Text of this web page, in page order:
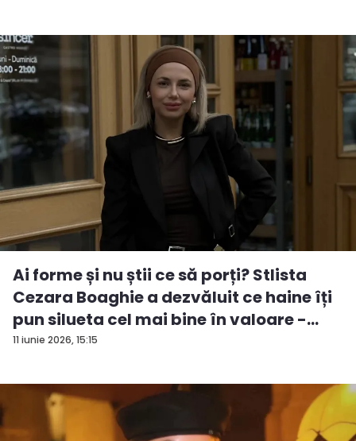
11 iunie 2026, 15:15
Ai forme și nu știi ce să porți? Stlista
Cezara Boaghie a dezvăluit ce haine îți
pun silueta cel mai bine în valoare -
VID...